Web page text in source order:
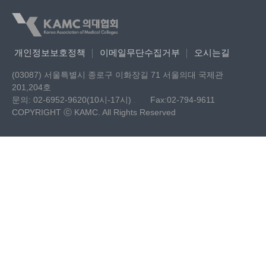
개인정보보호정책 이메일무단수집거부 오시는길
(03087) 서울특별시 종로구 이화장길 71 서울의대 국제관
201,204호
문의: 02-6952-9620(10시-17시)
Fax:02-794-9611
COPYRIGHT ⓒ KAMC. All Rights Reserved